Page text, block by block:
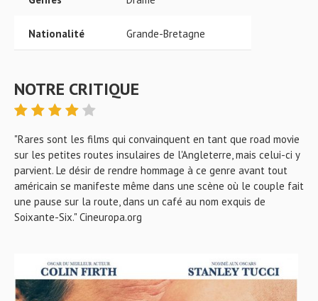
Nationalité Grande-Bretagne
NOTRE CRITIQUE
"Rares sont les films qui convainquent en tant que road movie
sur les petites routes insulaires de l'Angleterre, mais celui-ci y
parvient. Le désir de rendre hommage à ce genre avant tout
américain se manifeste même dans une scène où le couple fait
une pause sur la route, dans un café au nom exquis de
Soixante-Six." Cineuropa.org